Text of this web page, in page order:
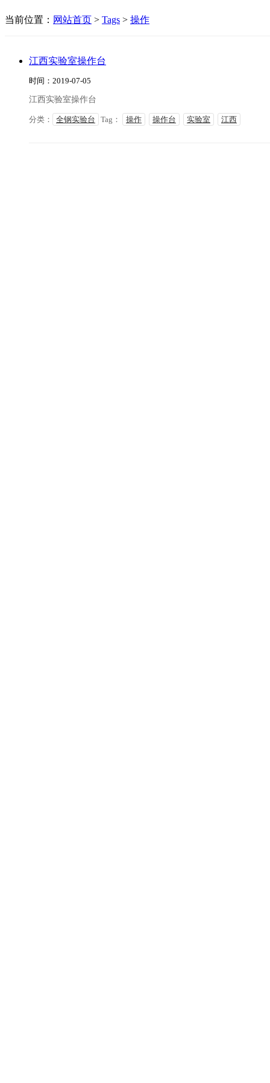
当前位置： 网站首页 > Tags > 操作
江西实验室操作台
时间：2019-07-05
江西实验室操作台
分类： 全钢实验台 Tag： 操作 操作台 实验室 江西